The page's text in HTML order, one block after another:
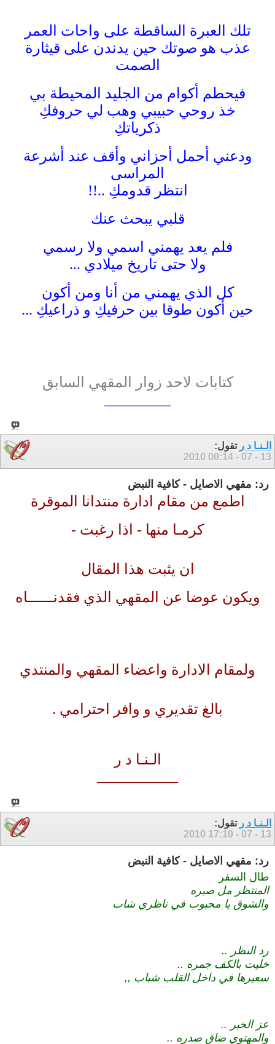
تلك العبرة الساقطة على واحات العمر
عذب هو صوتك حين يدندن على قيثارة
الصمت
فيحطم أكوام من الجليد المحيطة بي
خذ روحي حبيبي وهب لي حروفكِ
ذكرياتكِ
ودعني أحمل أحزاني وأقف عند أشرعة
المراسى
انتظر قدومكِ ..!!
قلبي يبحث عنك
فلم يعد يهمني اسمي ولا رسمي
ولا حتى تاريخ ميلادي ...
كل الذي يهمني من أنا ومن أكون
حين أكون طوقا بين حرفيكِ و ذراعيكِ ...
كتابات لاحد زوار المقهي السابق
الـنـا د ر تقول:
13 - 07 - 2010
00:14
رد: مقهي الاصايل - كافية النبض
اطمع من مقام ادارة منتدانا الموقرة
كرمـا منها - اذا رغبت -
ان يثبت هذا المقال
ويكون عوضا عن المقهي الذي فقدنــــــاه
ولمقام الادارة واعضاء المقهي والمنتدي
بالغ تقديري و وافر احترامي .
الـنـا د ر
الـنـا د ر تقول:
13 - 07 - 2010
17:10
رد: مقهي الاصايل - كافية النبض
طال السفر
المنتظر مل صبره
والشوق يا محبوب في ناظري شاب
رد النظر ..
خليت بالكف جمره ..
سعيرها في داخل القلب شباب ,,
عز الخبر ..
والمهتوي ضاق صدره ..